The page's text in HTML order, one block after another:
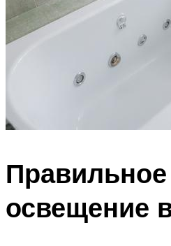
Правильное
освещение